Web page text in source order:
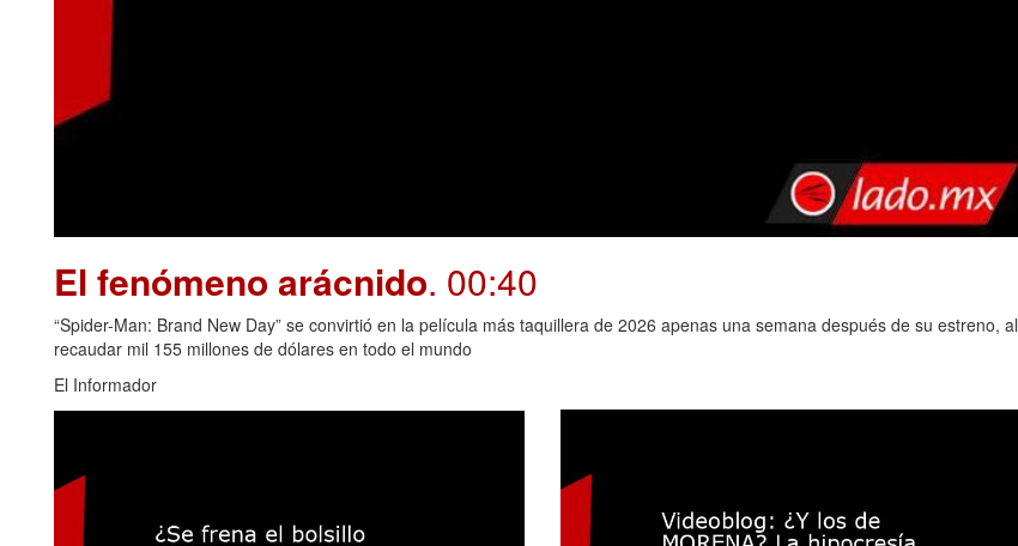
El fenómeno arácnido. 00:40
“Spider-Man: Brand New Day” se convirtió en la película más taquillera de 2026 apenas una semana después de su estreno, al
recaudar mil 155 millones de dólares en todo el mundo
El Informador